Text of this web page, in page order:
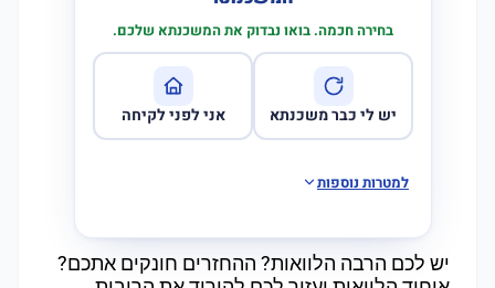
בחירה חכמה. בואו נבדוק את המשכנתא שלכם.
יש לי כבר משכנתא אני לפני לקיחה
למטרות נוספות
יש לכם הרבה הלוואות? ההחזרים חונקים אתכם?